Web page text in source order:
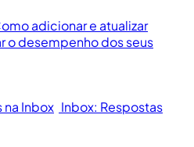
adicionar e atualizar
o desempenho dos seus
Inbox Inbox: Respostas